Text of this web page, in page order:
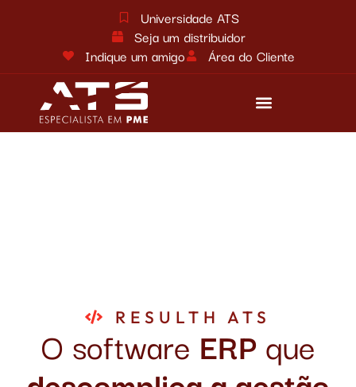
Universidade ATS
Seja um distribuidor
Indique um amigo
Área do Cliente
RESULTH ATS
O software ERPque